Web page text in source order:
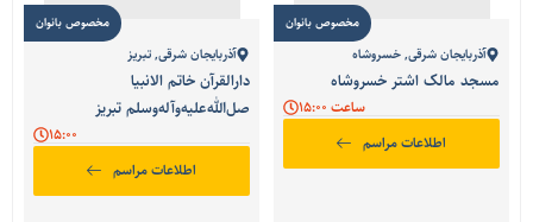
آذربایجان شرقی,خسروشاه
مسجد مالک اشتر خسروشاه
ساعت 15:00
اطلاعات مراسم
مخصوص بانوان
آذربایجان شرقی,تبریز
دارالقرآن خاتم الانبیا
صل‌الله‌علیه‌وآله‌وسلم تبریز
اطلاعات مراسم
مخصوص بانوان